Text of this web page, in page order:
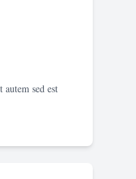
autem sed est